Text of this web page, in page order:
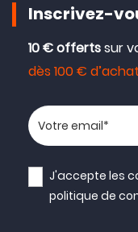
Inscrivez-
10 € offertssur
dès 100 €
Votre adresse
J'accepte les
politique de